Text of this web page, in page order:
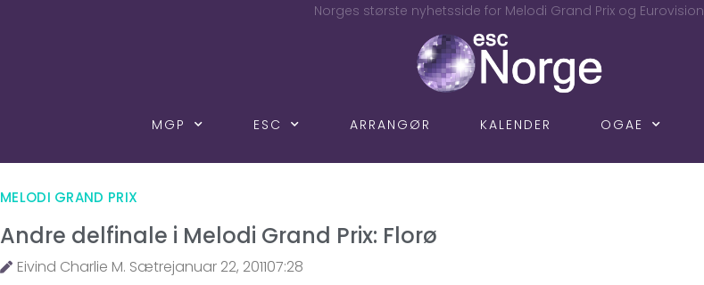
Norges største nyhetsside for Melodi Grand Prix og Eurovision
MGP ESC ARRANGØR KALENDER OGAE
MELODI GRAND PRIX
Andre delfinale i Melodi Grand Prix: Florø
Eivind Charlie M. Sætrejanuar 22, 201107:28